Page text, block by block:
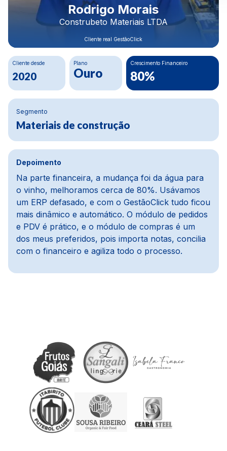
Rodrigo Morais
Construbeto Materiais LTDA
Cliente real GestãoClick
Cliente desde
2020
Plano
Ouro
Crescimento Financeiro
80%
Segmento
Materiais de construção
Depoimento
Na parte financeira, a mudança foi da água para
o vinho, melhoramos cerca de 80%. Usávamos
um ERP defasado, e com o GestãoClick tudo ficou
mais dinâmico e automático. O módulo de pedidos
e PDV é prático, e o módulo de compras é um
dos meus preferidos, pois importa notas, concilia
com o financeiro e agiliza todo o processo.